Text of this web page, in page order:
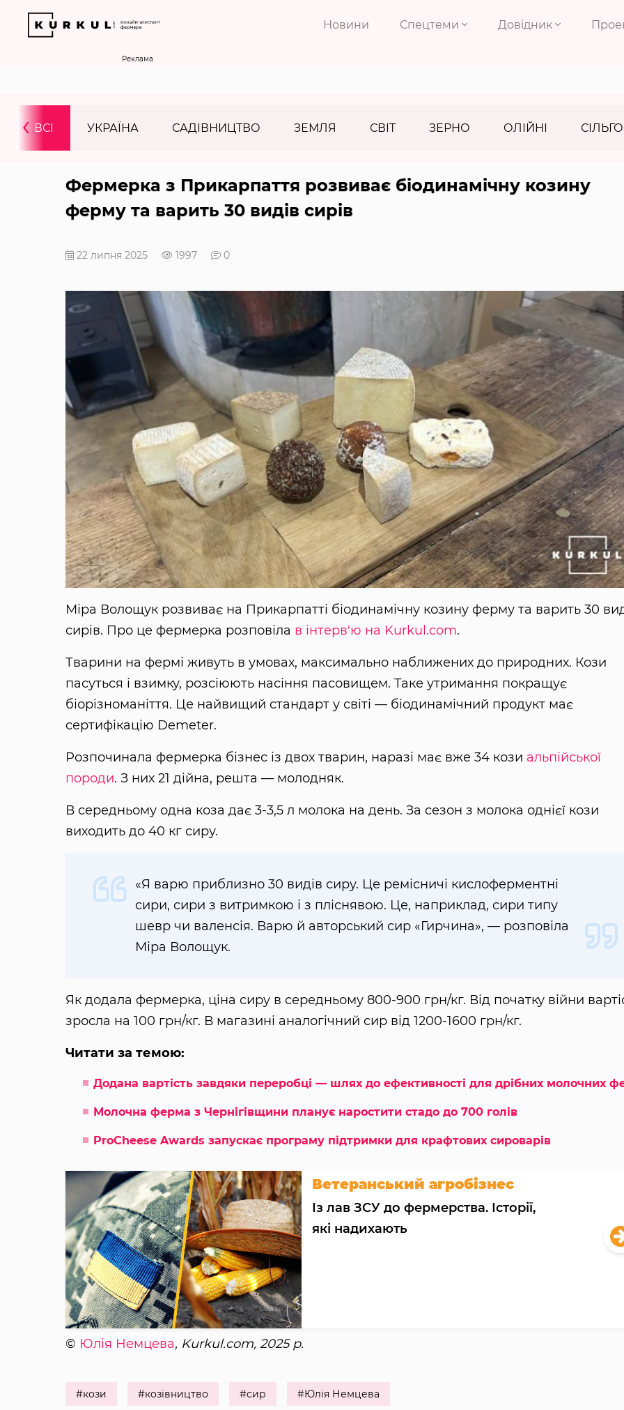
Новини Спецтеми Довідник
Реклама
ВСІ УКРАЇНА САДІВНИЦТВО ЗЕМЛЯ СВІТ ЗЕРНО ОЛІЙНІ
‹
Фермерка з Прикарпаття розвиває біодинамічну козину
ферму та варить 30 видів сирів
22 липня 2025 1997 0
Міра Волощук розвиває на Прикарпатті біодинамічну козину ферму та варить 30
сирів. Про це фермерка розповіла в інтерв'ю на Kurkul.com.
Тварини на фермі живуть в умовах, максимально наближених до природних. Кози
пасуться і взимку, розсіюють насіння пасовищем. Таке утримання покращує
біорізноманіття. Це найвищий стандарт у світі — біодинамічний продукт має
сертифікацію Demeter.
Розпочинала фермерка бізнес із двох тварин, наразі має вже 34 кози альпійської
породи. З них 21 дійна, решта — молодняк.
В середньому одна коза дає 3-3,5 л молока на день. За сезон з молока однієї кози
виходить до 40 кг сиру.
«Я варю приблизно 30 видів сиру. Це ремісничі кислоферментні
сири, сири з витримкою і з пліснявою. Це, наприклад, сири типу
шевр чи валенсія. Варю й авторський сир «Гирчина», — розповіла
Міра Волощук.
Як додала фермерка, ціна сиру в середньому 800-900 грн/кг. Від початку війни
зросла на 100 грн/кг. В магазині аналогічний сир від 1200-1600 грн/кг.
Читати за темою:
Додана вартість завдяки переробці — шлях до ефективності для дрібних молочних
Молочна ферма з Чернігівщини планує наростити стадо до 700 голів
ProCheese Awards запускає програму підтримки для крафтових сироварів
Ветеранський агробізнес
Із лав ЗСУ до фермерства. Історії,
які надихають
© Юлія Немцева, Kurkul.com, 2025 р.
#кози #козівництво #сир #Юлія Немцева